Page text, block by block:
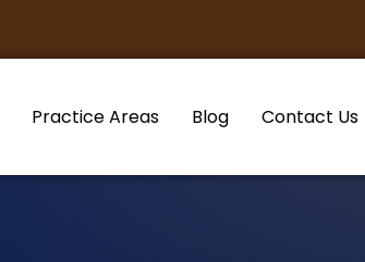
Practice Areas Blog Contact Us